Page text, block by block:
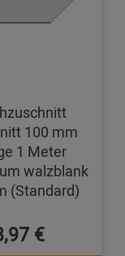
100 mm
1 Meter
walzblank
(Standard)
€